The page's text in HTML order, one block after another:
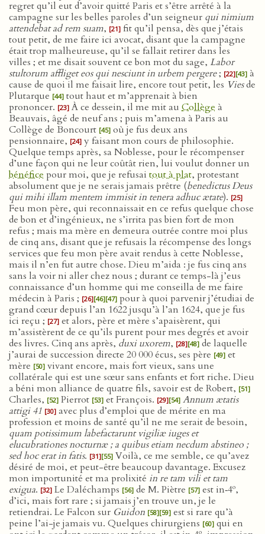
regret qu’il eut d’avoir quitté Paris et s’être arrêté à la
campagne sur les belles paroles d’un seigneur qui nimium
attendebat ad rem suam, [21] fit qu’il pensa, dès que j’étais
tout petit, de me faire ici avocat, disant que la campagne
était trop malheureuse, qu’il se fallait retirer dans les
villes ; et me disait souvent ce bon mot du sage, Labor
stultorum affliget eos qui nesciunt in urbem pergere; [22][43] à
cause de quoi il me faisait lire, encore tout petit, les Viesde
Plutarque [44] tout haut et m’apprenait à bien
prononcer. [23] À ce dessein, il me mit au Collège à
Beauvais, âgé de neuf ans ; puis m’amena à Paris au
Collège de Boncourt [45] où je fus deux ans
pensionnaire, [24] y faisant mon cours de philosophie.
Quelque temps après, sa Noblesse, pour le récompenser
d’une façon qui ne leur coûtât rien, lui voulut donner un
bénéfice pour moi, que je refusai tout à plat, protestant
absolument que je ne serais jamais prêtre (benedictus Deus
qui mihi illam mentem immisit in tenera adhuc ætate). [25]
Feu mon père, qui reconnaissait en ce refus quelque chose
de bon et d’ingénieux, ne s’irrita pas bien fort de mon
refus ; mais ma mère en demeura outrée contre moi plus
de cinq ans, disant que je refusais la récompense des longs
services que feu mon père avait rendus à cette Noblesse,
mais il n’en fut autre chose. Dieu m’aida : je fus cinq ans
sans la voir ni aller chez nous ; durant ce temps-là j’eus
connaissance d’un homme qui me conseilla de me faire
médecin à Paris ; [26][46][47] pour à quoi parvenir j’étudiai de
grand cœur depuis l’an 1622 jusqu’à l’an 1624, que je fus
ici reçu ; [27] et alors, père et mère s’apaisèrent, qui
m’assistèrent de ce qu’ils purent pour mes degrés et avoir
des livres. Cinq ans après, duxi uxorem, [28][48] de laquelle
j’aurai de succession directe 20 000 écus, ses père [49] et
mère [50] vivant encore, mais fort vieux, sans une
collatérale qui est une sœur sans enfants et fort riche. Dieu
a béni mon alliance de quatre fils, savoir est de Robert, [51]
Charles, [52] Pierrot [53] et François. [29][54] Annum ætatis
attigi 41 [30] avec plus d’emploi que de mérite en ma
profession et moins de santé qu’il ne me serait de besoin,
quam potissimum labefactarunt vigiliæ iuges et
elucubrationes nocturnæ ; a quibus etiam necdum abstineo ;
sed hoc erat in fatis. [31][55] Voilà, ce me semble, ce qu’avez
désiré de moi, et peut-être beaucoup davantage. Excusez
mon importunité et ma prolixité in re tam vili et tam
exigua. [32] Le Daléchamps [56] de M. Piètre [57] est in‑4o,
d’ici, mais fort rare ; si jamais j’en trouve un, je le
retiendrai. Le Falcon sur Guidon [58][59] est si rare qu’à
peine l’ai-je jamais vu. Quelques chirurgiens [60] qui en
o